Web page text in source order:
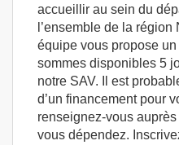
accueillir au sein du
l’ensemble de la
équipe vous propose
sommes disponibles 5
notre SAV. Il est
d’un financement pour
renseignez-vous
vous dépendez.